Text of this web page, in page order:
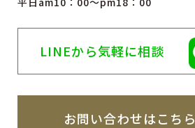
LINEから気軽に相談
お問い合わせはこちら